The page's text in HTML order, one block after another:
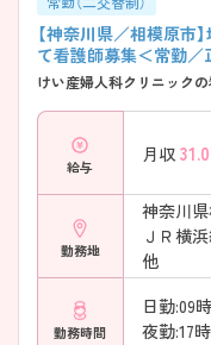
【神奈川県／相模原市
て看護師募集＜常勤／
けい産婦人科クリニック
給与
月収 31.0
勤務地
神奈川
ＪＲ横
他
勤務時間
日勤:09
夜勤:17